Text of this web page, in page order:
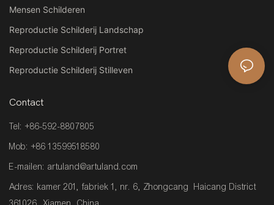
Mensen Schilderen
Reproductie Schilderij Landschap
Reproductie Schilderij Portret
Reproductie Schilderij Stilleven
Contact
Tel: +86-592-8807805
Mob: +86 13599518580
E-mailen: artuland@artuland.com
Adres: kamer 201, fabriek 1, nr. 6, Zhongcang Haicang District